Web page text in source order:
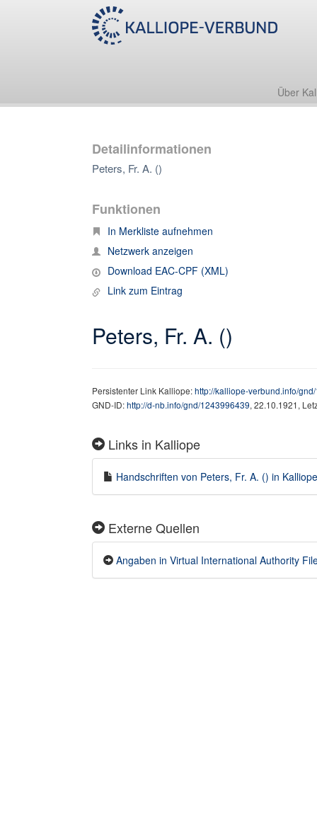
Über
Detailinformationen
Peters, Fr. A. ()
Funktionen
In Merkliste aufnehmen
Netzwerk anzeigen
Download EAC-CPF (XML)
Link zum Eintrag
Peters, Fr. A. ()
Persistenter Link Kalliope:http://kalliope-verbund.info/
GND-ID:http://d-nb.info/gnd/1243996439, 22.10.1921,
Links in Kalliope
Handschriften von Peters, Fr. A. () in
Externe Quellen
Angaben in Virtual International Authority